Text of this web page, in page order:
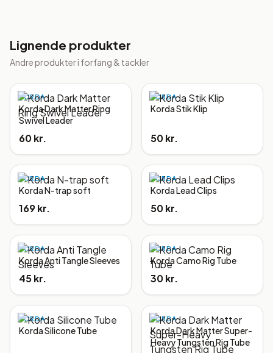
Lignende produkter
Andre produkter i forfang & tackler
KORDA
Korda Dark Matter Ring
Swivel Leader
60 kr.
KORDA
Korda Stik Klip
50 kr.
KORDA
Korda N-trap soft
169 kr.
KORDA
Korda Lead Clips
50 kr.
KORDA
Korda Anti Tangle Sleeves
45 kr.
KORDA
Korda Camo Rig Tube
30 kr.
KORDA
Korda Silicone Tube
KORDA
Korda Dark Matter Super-
Heavy Tungsten Rig Tube